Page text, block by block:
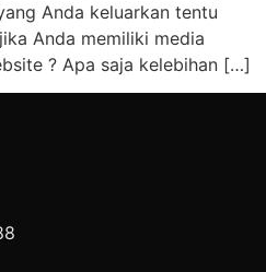
Anda keluarkan tentu
Anda memiliki media
? Apa saja kelebihan […]